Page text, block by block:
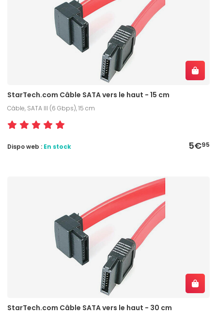
StarTech.com Câble SATA vers le haut - 15 cm
Câble, SATA III (6 Gbps), 15 cm
5€95
Dispo web : En stock
StarTech.com Câble SATA vers le haut - 30 cm